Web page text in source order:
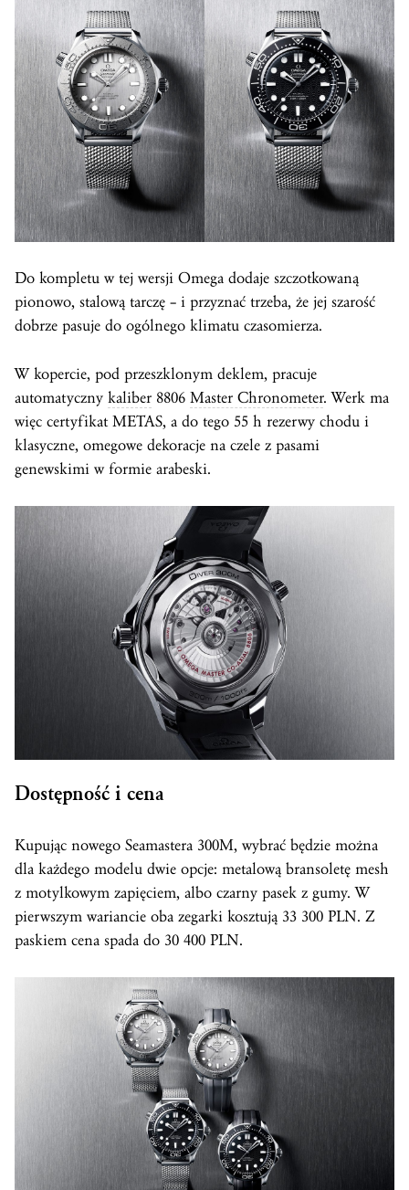
Do kompletu w tej wersji Omega dodaje szczotkowaną
pionowo, stalową tarczę – i przyznać trzeba, że jej szarość
dobrze pasuje do ogólnego klimatu czasomierza.
W kopercie, pod przeszklonym deklem, pracuje
automatyczny kaliber 8806 Master Chronometer. Werk ma
więc certyfikat METAS, a do tego 55 h rezerwy chodu i
klasyczne, omegowe dekoracje na czele z pasami
genewskimi w formie arabeski.
Dostępność i cena
Kupując nowego Seamastera 300M, wybrać będzie można
dla każdego modelu dwie opcje: metalową bransoletę mesh
z motylkowym zapięciem, albo czarny pasek z gumy. W
pierwszym wariancie oba zegarki kosztują 33 300 PLN. Z
paskiem cena spada do 30 400 PLN.